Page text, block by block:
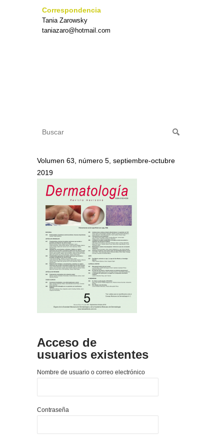
Correspondencia
Tania Zarowsky
taniazaro@hotmail.com
Volumen 63, número 5, septiembre-octubre
2019
Acceso de
usuarios existentes
Nombre de usuario o correo electrónico
Contraseña